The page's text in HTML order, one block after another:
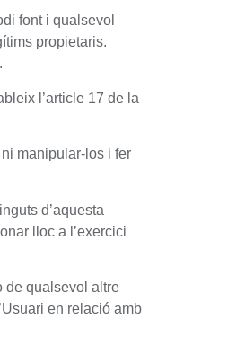
font i qualsevol
propietaris.
l’article 17 de la
manipular-los i fer
d’aquesta
lloc a l’exercici
de qualsevol altre
en relació amb